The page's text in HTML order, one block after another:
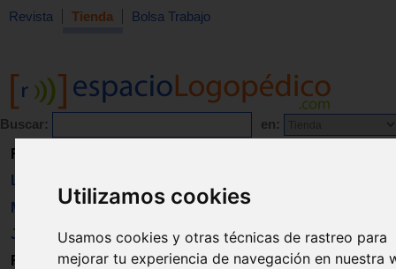
Utilizamos cookies
Usamos cookies y otras técnicas de rastreo para
mejorar tu experiencia de navegación en nuestra
Revista Tienda Bolsa Trabajo
Buscar: en:
Revista
Libros
Material
Juguetes
Formación